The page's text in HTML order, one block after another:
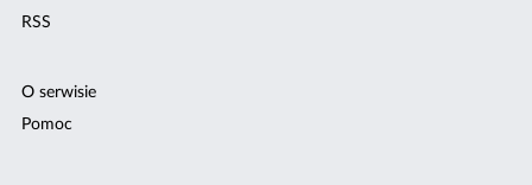
RSS
O serwisie
Pomoc